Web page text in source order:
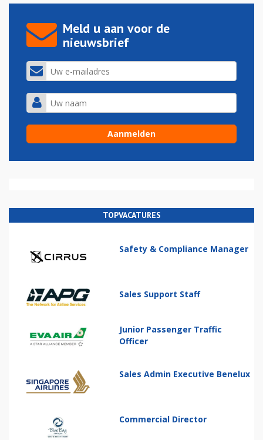
Meld u aan voor de
nieuwsbrief
TOPVACATURES
Safety & Compliance Manager
Sales Support Staff
Junior Passenger Traffic
Officer
Sales Admin Executive Benelux
Commercial Director